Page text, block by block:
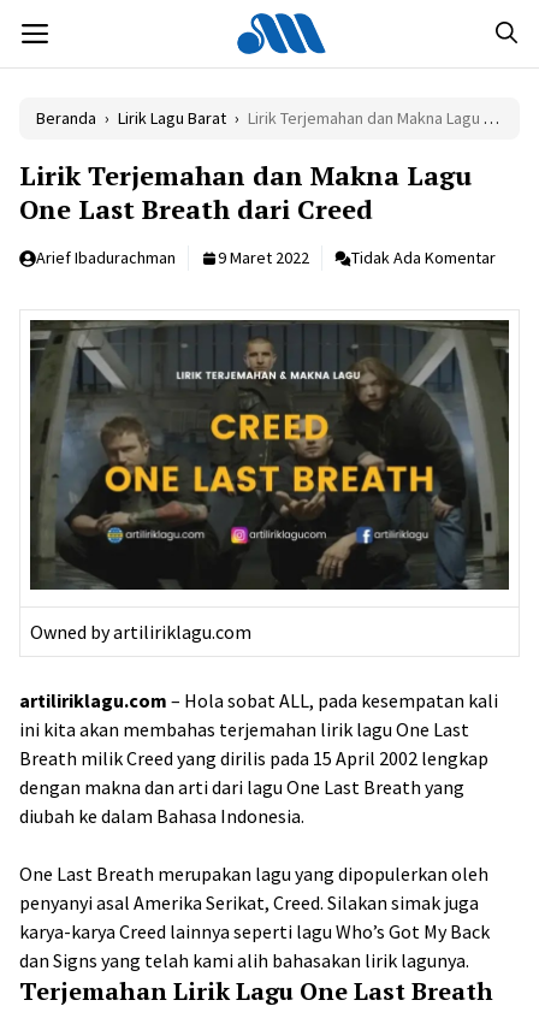
isi
MENU
Beranda › Lirik Lagu Barat › Lirik Terjemahan dan Makna Lagu One Last Breath dari Creed
Lirik Terjemahan dan Makna Lagu
One Last Breath dari Creed
Arief Ibadurachman 9 Maret 2022 Tidak Ada Komentar
Owned by artiliriklagu.com
artiliriklagu.com – Hola sobat ALL, pada kesempatan kali
ini kita akan membahas terjemahan lirik lagu One Last
Breath milik Creed yang dirilis pada 15 April 2002 lengkap
dengan makna dan arti dari lagu One Last Breath yang
diubah ke dalam Bahasa Indonesia.
One Last Breath merupakan lagu yang dipopulerkan oleh
penyanyi asal Amerika Serikat, Creed. Silakan simak juga
karya-karya Creed lainnya seperti lagu Who’s Got My Back
dan Signs yang telah kami alih bahasakan lirik lagunya.
Terjemahan Lirik Lagu One Last Breath